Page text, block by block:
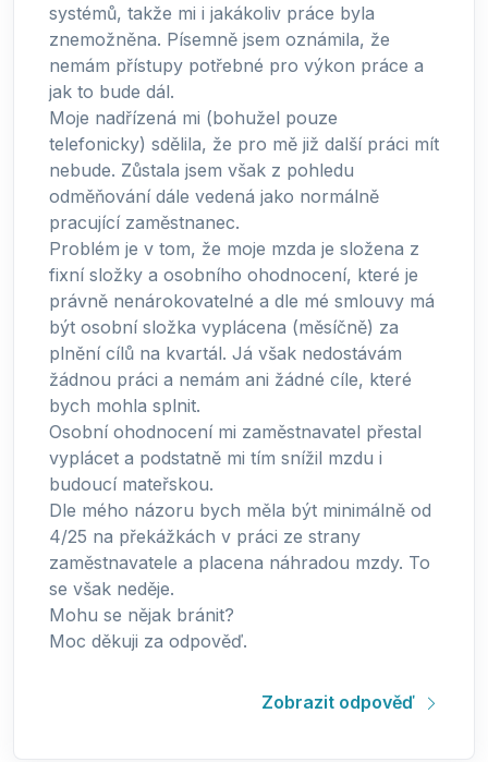
systémů, takže mi i jakákoliv práce byla
znemožněna. Písemně jsem oznámila, že
nemám přístupy potřebné pro výkon práce a
jak to bude dál.
Moje nadřízená mi (bohužel pouze
telefonicky) sdělila, že pro mě již další práci mít
nebude. Zůstala jsem však z pohledu
odměňování dále vedená jako normálně
pracující zaměstnanec.
Problém je v tom, že moje mzda je složena z
fixní složky a osobního ohodnocení, které je
právně nenárokovatelné a dle mé smlouvy má
být osobní složka vyplácena (měsíčně) za
plnění cílů na kvartál. Já však nedostávám
žádnou práci a nemám ani žádné cíle, které
bych mohla splnit.
Osobní ohodnocení mi zaměstnavatel přestal
vyplácet a podstatně mi tím snížil mzdu i
budoucí mateřskou.
Dle mého názoru bych měla být minimálně od
4/25 na překážkách v práci ze strany
zaměstnavatele a placena náhradou mzdy. To
se však neděje.
Mohu se nějak bránit?
Moc děkuji za odpověď.
Zobrazit odpověď